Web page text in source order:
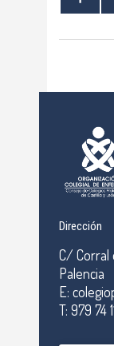
Dirección
C/ Corral
Palencia
E:
T: 979 74